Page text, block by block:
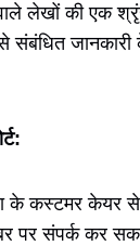
वाले लेखों की एक
जानकारी
के कस्टमर केयर
पर संपर्क कर